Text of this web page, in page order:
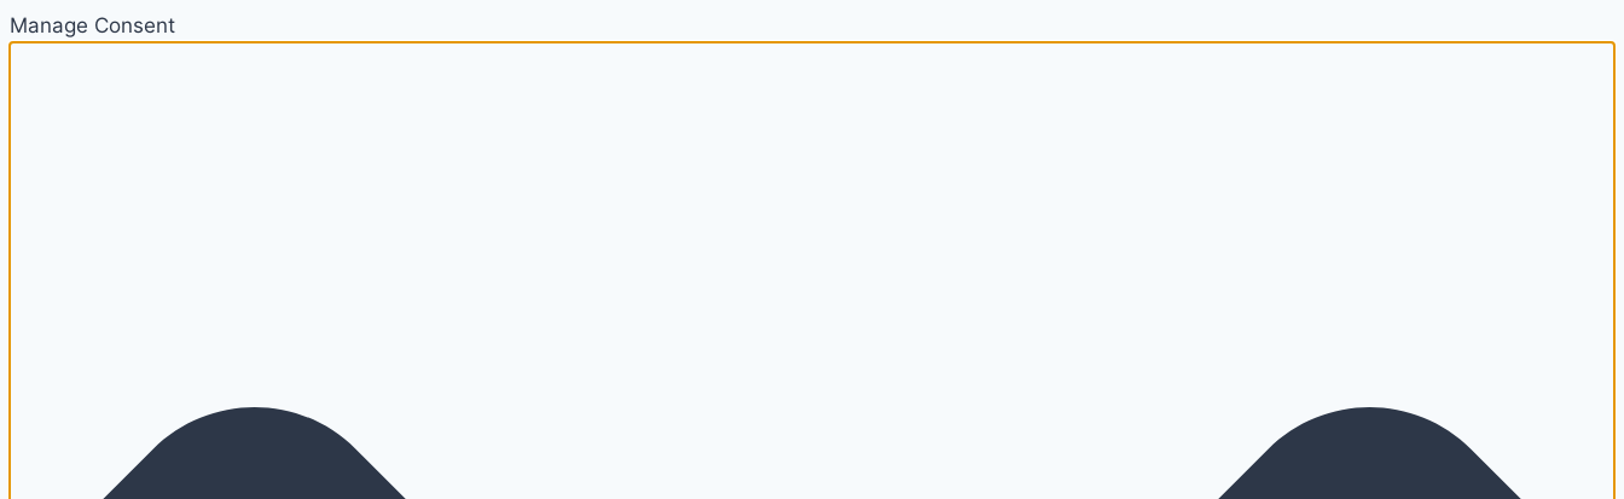
Manage Consent